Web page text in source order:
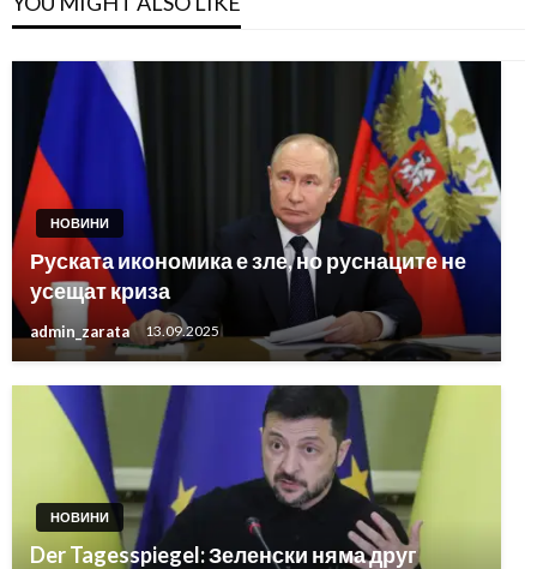
НОВИНИ
Руската икономика е зле, но руснаците не
усещат криза
admin_zarata 13.09.2025
НОВИНИ
Der Tagesspiegel: Зеленски няма друг